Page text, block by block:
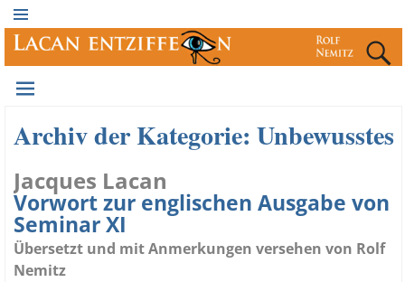
Archiv der Kategorie: Unbewusstes
Jacques Lacan
Vorwort zur englischen Ausgabe von
Seminar XI
Übersetzt und mit Anmerkungen versehen von Rolf
Nemitz